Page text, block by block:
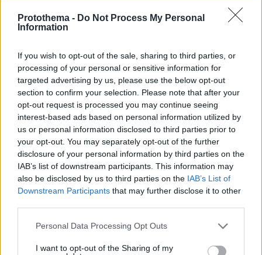
Protothema - Do Not Process My Personal
Information
If you wish to opt-out of the sale, sharing to third parties, or
processing of your personal or sensitive information for
targeted advertising by us, please use the below opt-out
section to confirm your selection. Please note that after your
opt-out request is processed you may continue seeing
interest-based ads based on personal information utilized by
us or personal information disclosed to third parties prior to
your opt-out. You may separately opt-out of the further
disclosure of your personal information by third parties on the
IAB’s list of downstream participants. This information may
also be disclosed by us to third parties on the IAB’s List of
Downstream Participants that may further disclose it to other
Please note that this website/app uses one or more Google
not limited to your visit or usage behaviour. You may click to
Personal Data Processing Opt Outs
I want to opt-out of the Sharing of my
Σάββατο 31 Ιουλίου. Το αυτοκίνητό του βρέθηκε
εγκαταλελειμμένο κοντά στο σπίτι. Η
δάσος. Έξι μέρες μετά τη δολοφονία, οι
ντετέκτιβ ανακάλυψαν ένα κυνηγετικό όπλο
κρυμμένο κάτω από ένα πάπλωμα στο σπίτι
όπου σκοτώθηκε η Σανέλ.
Στο 5.000 στρεμμάτων δάσος του Ρομπέν των
Δασών κρύβονταν οι δολοφόνοι
Ένα τεράστιο συνδυασμένο - και για τους δύο
φόνους - ανθρωποκυνηγητό ξεκίνησε. Η
επιχείρηση περιελάμβανε περίπου 620
αστυνομικούς, συμπεριλαμβανομένων
οι οποίοι άρχισαν να σαρώνουν το τεράστιο